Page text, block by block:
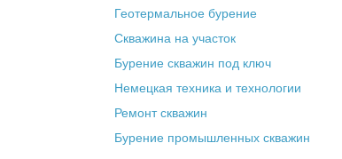
Геотермальное бурение
Скважина на участок
Бурение скважин под ключ
Немецкая техника и технологии
Ремонт скважин
Бурение промышленных скважин